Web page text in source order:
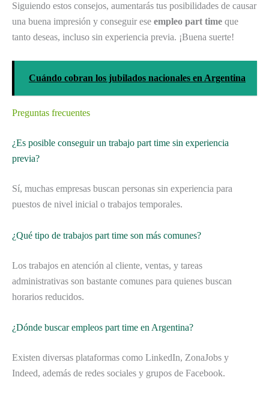
Siguiendo estos consejos, aumentarás tus posibilidades de causar
una buena impresión y conseguir ese empleo part time que
tanto deseas, incluso sin experiencia previa. ¡Buena suerte!
Cuándo cobran los jubilados nacionales en Argentina
Preguntas frecuentes
¿Es posible conseguir un trabajo part time sin experiencia
previa?
Sí, muchas empresas buscan personas sin experiencia para
puestos de nivel inicial o trabajos temporales.
¿Qué tipo de trabajos part time son más comunes?
Los trabajos en atención al cliente, ventas, y tareas
administrativas son bastante comunes para quienes buscan
horarios reducidos.
¿Dónde buscar empleos part time en Argentina?
Existen diversas plataformas como LinkedIn, ZonaJobs y
Indeed, además de redes sociales y grupos de Facebook.